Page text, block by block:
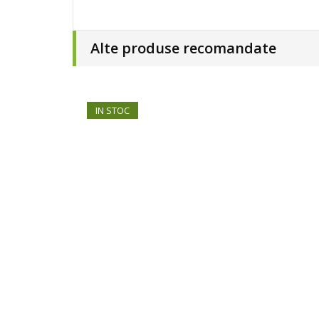
Alte produse recomandate
IN STOC